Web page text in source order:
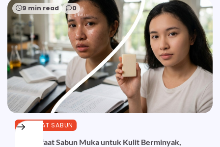
9 min read 0
MANFAAT SABUN
27 Manfaat Sabun Muka untuk Kulit Berminyak,